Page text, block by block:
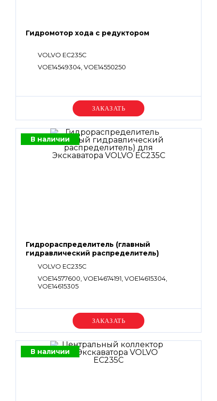
Гидромотор хода с редуктором
VOLVO EC235C
VOE14549304, VOE14550250
Уточняйте цену
В наличии
Гидрораспределитель (главный
гидравлический распределитель)
VOLVO EC235C
VOE14577600, VOE14674191, VOE14615304,
VOE14615305
Уточняйте цену
В наличии